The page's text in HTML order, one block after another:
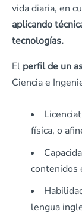
vida diaria, en
aplicando
tecnologías.
El perfil de un
Ciencia e
física, o
contenidos
lengua